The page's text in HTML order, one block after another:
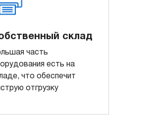
склад
часть
есть на
что обеспечит
отгрузку